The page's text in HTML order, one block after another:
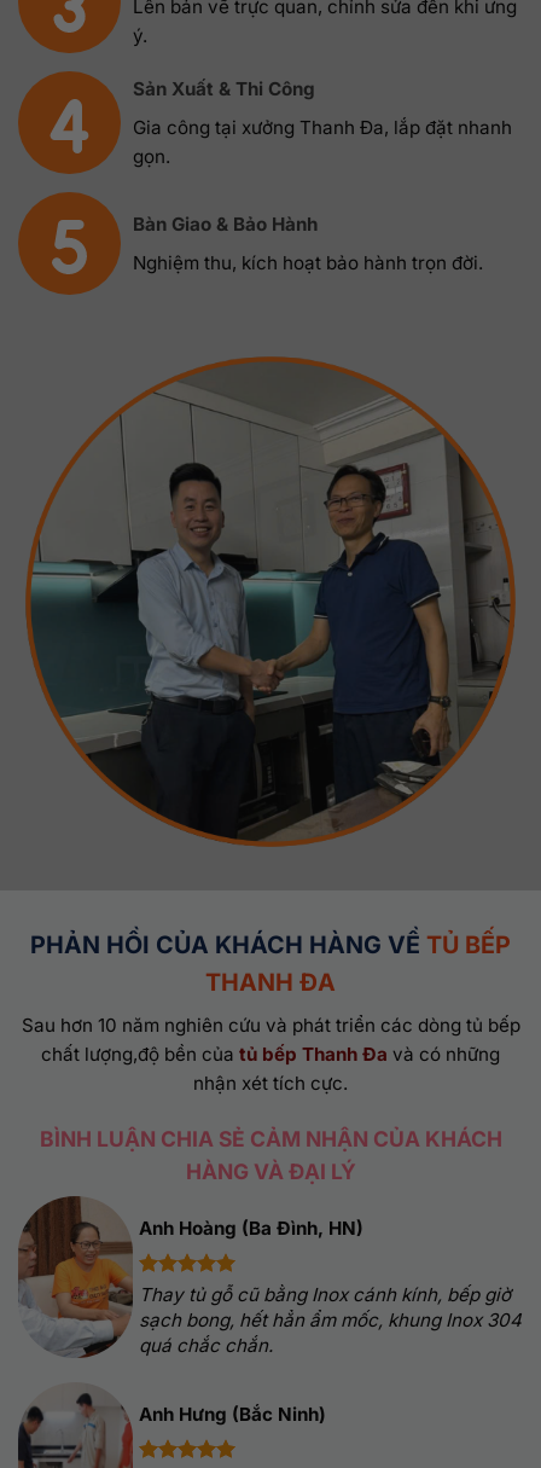
Lên bản vẽ trực quan, chỉnh sửa đến khi ưng
ý.
Sản Xuất & Thi Công
Gia công tại xưởng Thanh Đa, lắp đặt nhanh
gọn.
Bàn Giao & Bảo Hành
Nghiệm thu, kích hoạt bảo hành trọn đời.
PHẢN HỒI CỦA KHÁCH HÀNG VỀ TỦ BẾP
THANH ĐA
Sau hơn 10 năm nghiên cứu và phát triển các dòng tủ bếp
chất lượng,độ bền của tủ bếp Thanh Đa và có những
nhận xét tích cực.
BÌNH LUẬN CHIA SẺ CẢM NHẬN CỦA KHÁCH
HÀNG VÀ ĐẠI LÝ
Thay tủ gỗ cũ bằng Inox cánh kính, bếp giờ
sạch bong, hết hẳn ẩm mốc, khung Inox 304
quá chắc chắn.
Anh Hoàng (Ba Đình, HN)
Anh Hưng (Bắc Ninh)